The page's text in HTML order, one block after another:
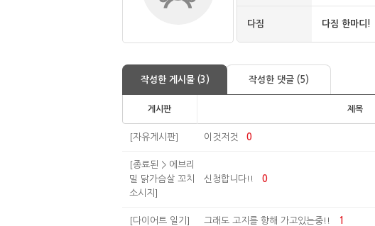
다짐 다짐 한마디!
작성한 게시물 (3) 작성한 댓글 (5)
게시판 제목
[자유게시판] 이것저것 0
[종료된 > 에브리
밀 닭가슴살 꼬치
소시지]
신청합니다!! 0
[다이어트 일기] 그래도 고지를 향해 가고있는중!! 1